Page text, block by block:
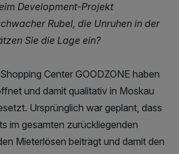
Development-Projekt
Rubel, die Unruhen in der
Sie die Lage ein?
Center GOODZONE haben
und damit qualitativ in Moskau
Ursprünglich war geplant, dass
im gesamten zurückliegenden
Mieterlösen beiträgt und damit den